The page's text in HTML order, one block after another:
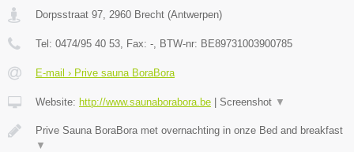
Dorpsstraat 97 2960 Brecht (Antwerpen)
Tel: 0474/95 40 53 , Fax: - , BTW-nr: BE89731003900785
E-mail › Prive sauna BoraBora
Website: http://www.saunaborabora.be | Screenshot ▼
Prive Sauna BoraBora met overnachting in onze Bed and breakfast
▼